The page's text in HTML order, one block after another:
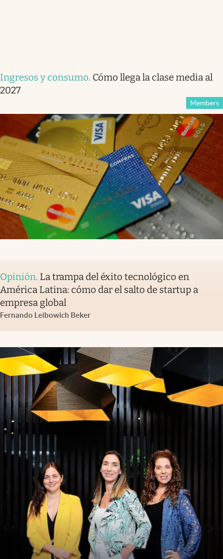
Ingresos y consumo. Cómo llega la clase media al
2027
Members
Opinión. La trampa del éxito tecnológico en
América Latina: cómo dar el salto de startup a
empresa global
Fernando Leibowich Beker